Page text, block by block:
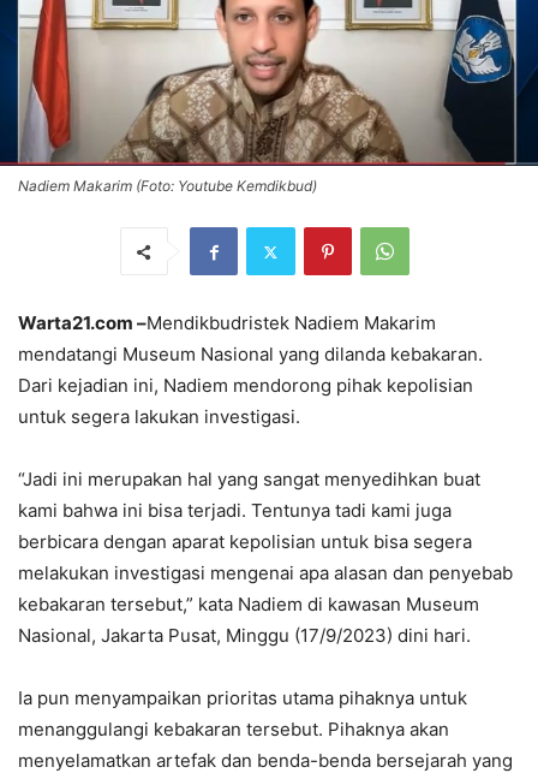
Nadiem Makarim (Foto: Youtube Kemdikbud)
Warta21.com –Mendikbudristek Nadiem Makarim
mendatangi Museum Nasional yang dilanda kebakaran.
Dari kejadian ini, Nadiem mendorong pihak kepolisian
untuk segera lakukan investigasi.
“Jadi ini merupakan hal yang sangat menyedihkan buat
kami bahwa ini bisa terjadi. Tentunya tadi kami juga
berbicara dengan aparat kepolisian untuk bisa segera
melakukan investigasi mengenai apa alasan dan penyebab
kebakaran tersebut,” kata Nadiem di kawasan Museum
Nasional, Jakarta Pusat, Minggu (17/9/2023) dini hari.
Ia pun menyampaikan prioritas utama pihaknya untuk
menanggulangi kebakaran tersebut. Pihaknya akan
menyelamatkan artefak dan benda-benda bersejarah yang